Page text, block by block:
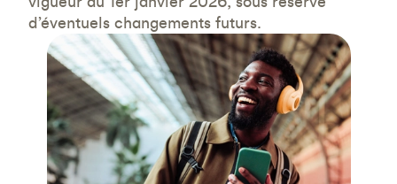
d’éventuels changements futurs.